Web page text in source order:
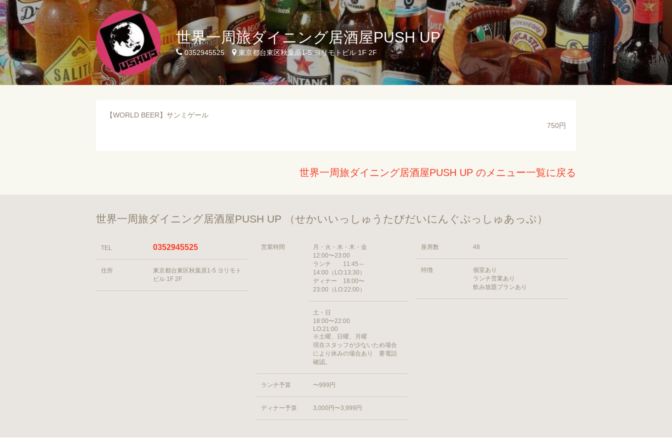
世界一周旅ダイニング居酒屋PUSH UP
0352945525 東京都台東区秋葉原1-5 ヨリモトビル 1F 2F
【WORLD BEER】サンミゲール
750円
世界一周旅ダイニング居酒屋PUSH UP のメニュー一覧に戻る
世界一周旅ダイニング居酒屋PUSH UP （せかいいっしゅうたびだいにんぐぷっしゅあっぷ）
TEL 0352945525
住所
東京都台東区秋葉原1-5 ヨリモト
ビル 1F 2F
営業時間
月・火・水・木・金
12:00〜23:00
ランチ 11:45～
14:00（LO:13:30）
ディナー 18:00〜
23:00（LO:22:00）
土・日
18:00〜22:00
LO:21:00
※土曜、日曜、月曜
現在スタッフが少ないため場合
により休みの場合あり 要電話
確認。
ランチ予算 〜999円
ディナー予算 3,000円〜3,999円
座席数 48
特徴
個室あり
ランチ営業あり
飲み放題プランあり